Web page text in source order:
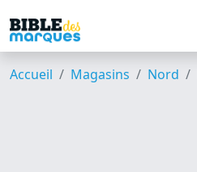
Accueil Magasins Nord